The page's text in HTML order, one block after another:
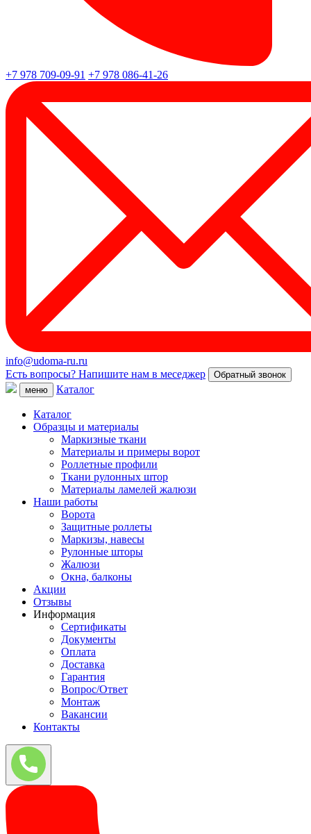
+7 978 709-09-91 +7 978 086-41-26
info@udoma-ru.ru
Есть вопросы? Напишите нам в меседжер
Обратный звонок
меню
Каталог
Каталог
Образцы и материалы
Маркизные ткани
Материалы и примеры ворот
Роллетные профили
Ткани рулонных штор
Материалы ламелей жалюзи
Наши работы
Ворота
Защитные роллеты
Маркизы, навесы
Рулонные шторы
Жалюзи
Окна, балконы
Акции
Отзывы
Информация
Сертификаты
Документы
Оплата
Доставка
Гарантия
Вопрос/Ответ
Монтаж
Вакансии
Контакты